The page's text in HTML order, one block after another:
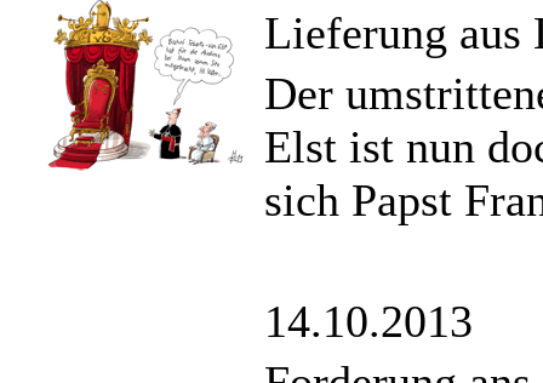
Lieferung aus
Der
Elst ist nun
sich Papst
14.10.2013